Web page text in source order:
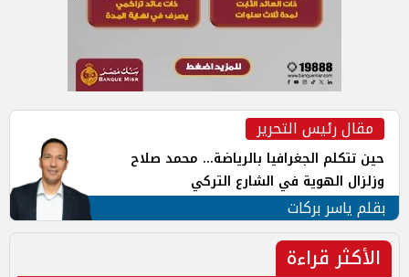
مقال رئيس التحرير
حين تتكلم الجغرافيا بالرياضة... محمد صلاح
وزلزال الهوية في الشارع التركي
بقلم ياسر بركات
الأكثر قراءة